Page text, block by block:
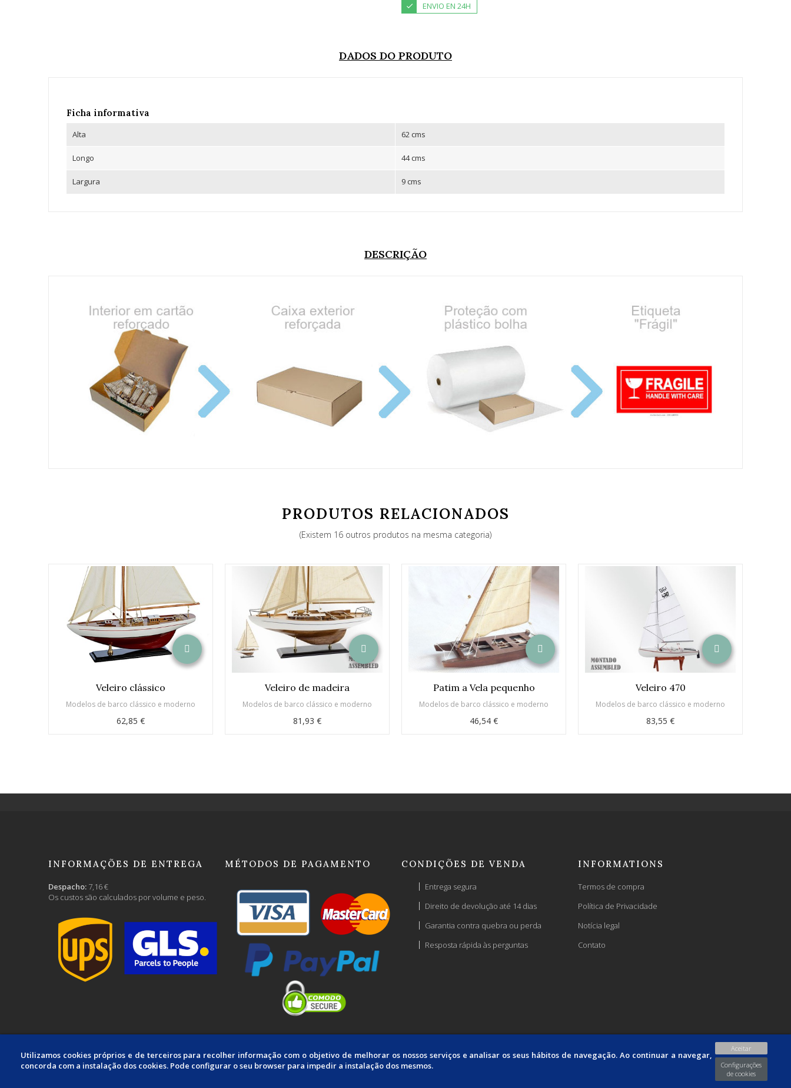
Utilizamos cookies próprios e de terceiros para recolher informação com o objetivo de melhorar os nossos serviços e analisar os seus hábitos de navegação. Ao continuar a navegar,
concorda com a instalação dos cookies. Pode configurar o seu browser para impedir a instalação dos mesmos.
Aceitar
Configurações
de cookies
ENVIO EN 24H
DADOS DO PRODUTO
Ficha informativa
Alta 62 cms
Longo 44 cms
Largura 9 cms
DESCRIÇÃO
PRODUTOS RELACIONADOS
(Existem 16 outros produtos na mesma categoria)
Veleiro clássico
Modelos de barco clássico e moderno
62,85 €
Veleiro de madeira
Modelos de barco clássico e moderno
81,93 €
Patim a Vela pequenho
Modelos de barco clássico e moderno
46,54 €
Veleiro 470
Modelos de barco clássico e moderno
83,55 €
INFORMAÇÕES DE ENTREGA
Despacho: 7,16 €
Os custos são calculados por volume e peso.
MÉTODOS DE PAGAMENTO CONDIÇÕES DE VENDA
Entrega segura
Direito de devolução até 14 dias
Garantia contra quebra ou perda
Resposta rápida às perguntas
INFORMATIONS
Termos de compra
Política de Privacidade
Notícia legal
Contato